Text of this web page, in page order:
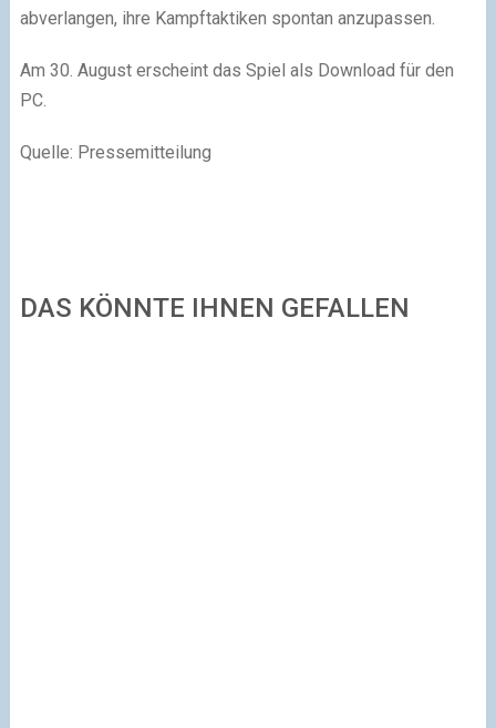
abverlangen, ihre Kampftaktiken spontan anzupassen.
Am 30. August erscheint das Spiel als Download für den
PC.
Quelle: Pressemitteilung
DAS KÖNNTE IHNEN GEFALLEN